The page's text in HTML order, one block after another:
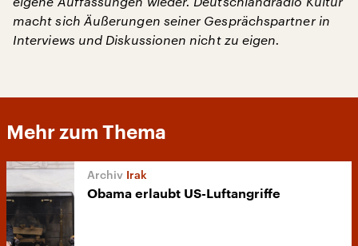
macht sich Äußerungen seiner Gesprächspartner in
Interviews und Diskussionen nicht zu eigen.
Mehr zum Thema
Irak
Obama erlaubt US-Luftangriffe